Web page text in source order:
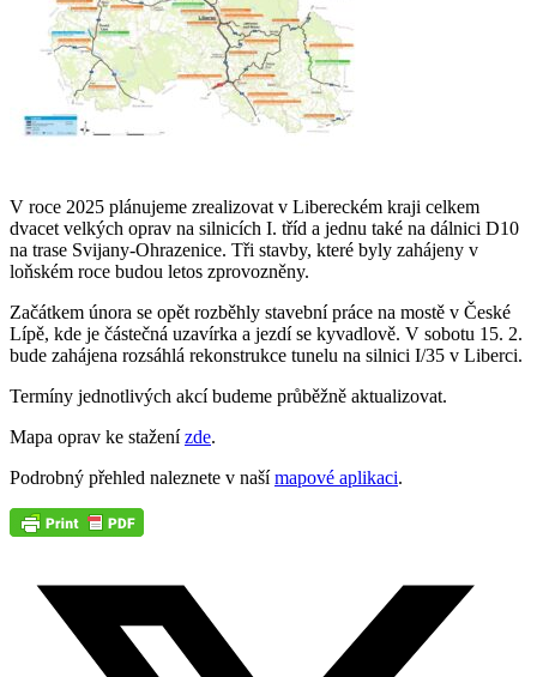
V roce 2025 plánujeme zrealizovat v Libereckém kraji celkem
dvacet velkých oprav na silnicích I. tříd a jednu také na dálnici D10
na trase Svijany-Ohrazenice. Tři stavby, které byly zahájeny v
loňském roce budou letos zprovozněny.
Začátkem února se opět rozběhly stavební práce na mostě v České
Lípě, kde je částečná uzavírka a jezdí se kyvadlově. V sobotu 15. 2.
bude zahájena rozsáhlá rekonstrukce tunelu na silnici I/35 v Liberci.
Termíny jednotlivých akcí budeme průběžně aktualizovat.
Mapa oprav ke staženízde.
Podrobný přehled naleznete v našímapové aplikaci.